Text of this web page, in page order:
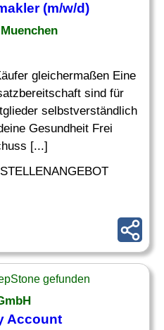
(m/w/d)
gleichermaßen Eine
sind für
selbstverständlich
Gesundheit Frei
[...]
gefunden
Account